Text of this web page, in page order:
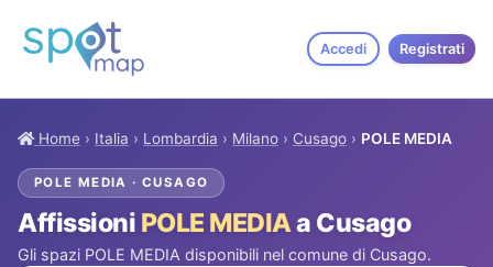
Accedi Registrati
Home › Italia › Lombardia › Milano › Cusago › POLE MEDIA
POLE MEDIA · CUSAGO
Affissioni POLE MEDIAa Cusago
Gli spazi POLE MEDIA disponibili nel comune di Cusago.